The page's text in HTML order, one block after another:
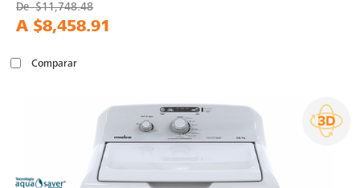
De$11,748.48
A $8,458.91
Comparar